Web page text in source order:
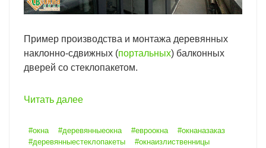
Пример производства и монтажа деревянных
наклонно-сдвижных (портальных) балконных
дверей со стеклопакетом.
Читать далее
#окна #деревянныеокна #евроокна
#окнаназаказ
#деревянныестеклопакеты
#окнаизлиственницы